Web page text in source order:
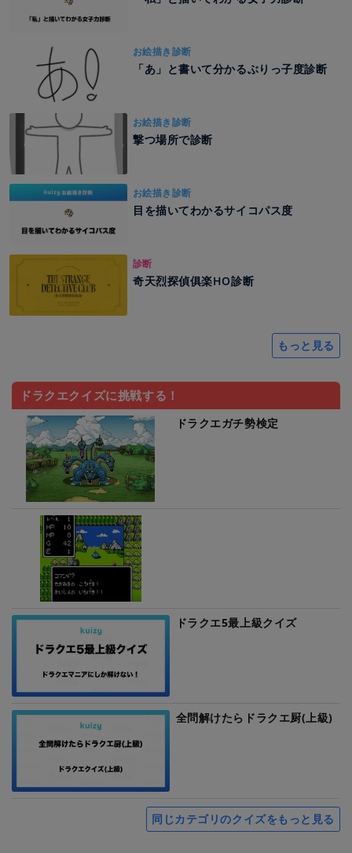
お絵描き診断
「あ」と書いて分かるぶりっ子度診断
お絵描き診断
撃つ場所で診断
お絵描き診断
目を描いてわかるサイコパス度
診断
奇天烈探偵俱楽HO診断
もっと見る
ドラクエクイズに挑戦する！
ドラクエガチ勢検定
ドラクエ5最上級クイズ
全問解けたらドラクエ厨(上級)
同じカテゴリのクイズをもっと見る